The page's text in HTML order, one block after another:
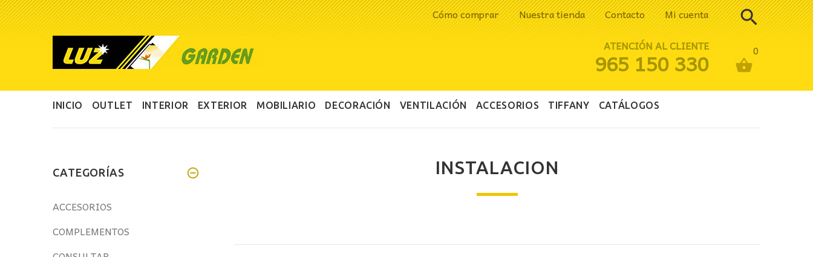
Cómo comprar Nuestra tienda Contacto Mi cuenta
0
ATENCIÓN AL CLIENTE
965 150 330
INICIO OUTLET INTERIOR EXTERIOR MOBILIARIO DECORACIÓN VENTILACIÓN ACCESORIOS TIFFANY CATÁLOGOS
CATEGORÍAS
ACCESORIOS
COMPLEMENTOS
INSTALACION